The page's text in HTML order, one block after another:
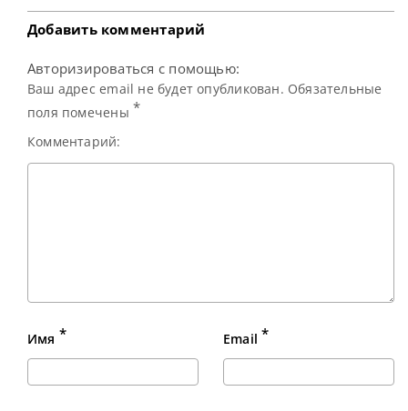
продемонстрировал уверенную
Добавить комментарий
Авторизироваться с помощью:
Ваш адрес email не будет опубликован. Обязательные
поля помечены *
Комментарий:
Имя * Email *